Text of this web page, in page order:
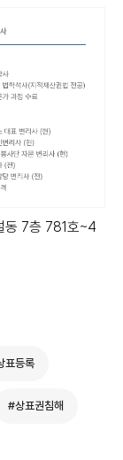
동 7층 781호~4
표등록
#상표권침해